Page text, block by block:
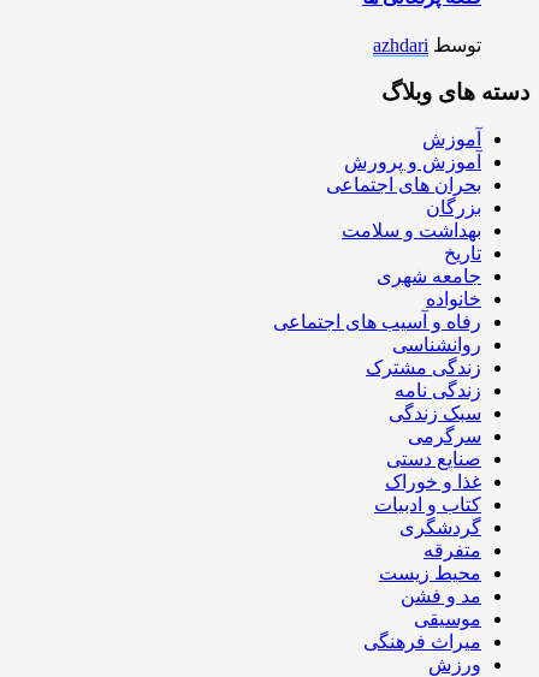
توسط azhdari
دسته های وبلاگ
آموزش
آموزش و پرورش
بحران های اجتماعی
بزرگان
بهداشت و سلامت
تاریخ
جامعه شهری
خانواده
رفاه و آسیب های اجتماعی
روانشناسی
زندگی مشترک
زندگی نامه
سبک زندگی
سرگرمی
صنایع دستی
غذا و خوراک
کتاب و ادبیات
گردشگری
متفرقه
محیط زیست
مد و فشن
موسیقی
میراث فرهنگی
ورزش